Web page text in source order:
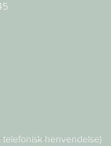
henvendelse)